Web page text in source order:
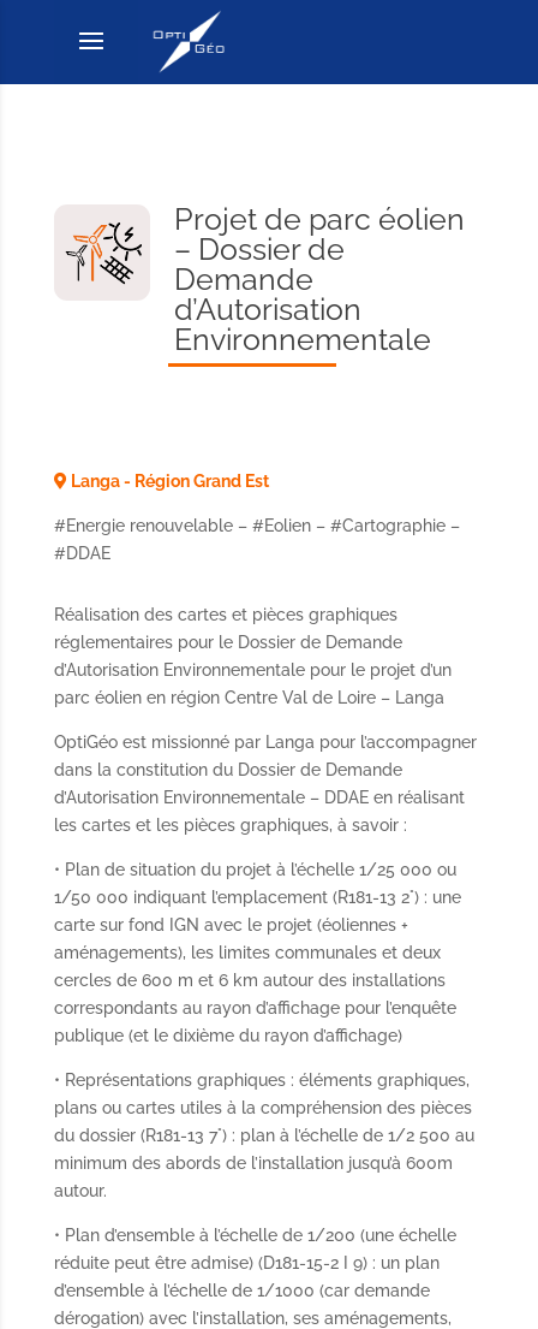
Projet de parc éolien
– Dossier de
Demande
d’Autorisation
Environnementale
Langa - Région Grand Est
#Energie renouvelable – #Eolien – #Cartographie –
#DDAE
Réalisation des cartes et pièces graphiques
réglementaires pour le Dossier de Demande
d’Autorisation Environnementale pour le projet d’un
parc éolien en région Centre Val de Loire – Langa
OptiGéo est missionné par Langa pour l’accompagner
dans la constitution du Dossier de Demande
d’Autorisation Environnementale – DDAE en réalisant
les cartes et les pièces graphiques, à savoir :
• Plan de situation du projet à l’échelle 1/25 000 ou
1/50 000 indiquant l’emplacement (R181-13 2°) : une
carte sur fond IGN avec le projet (éoliennes +
aménagements), les limites communales et deux
cercles de 600 m et 6 km autour des installations
correspondants au rayon d’affichage pour l’enquête
publique (et le dixième du rayon d’affichage)
• Représentations graphiques : éléments graphiques,
plans ou cartes utiles à la compréhension des pièces
du dossier (R181-13 7°) : plan à l’échelle de 1/2 500 au
minimum des abords de l’installation jusqu’à 600m
autour.
• Plan d’ensemble à l’échelle de 1/200 (une échelle
réduite peut être admise) (D181-15-2 I 9) : un plan
d’ensemble à l’échelle de 1/1000 (car demande
dérogation) avec l’installation, ses aménagements,